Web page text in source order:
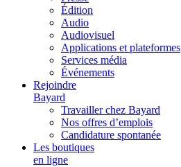
Édition
Audio
Audiovisuel
Applications et plateformes
Services média
Événements
Rejoindre
Bayard
Travailler chez Bayard
Nos offres d’emplois
Candidature spontanée
Les boutiques
en ligne